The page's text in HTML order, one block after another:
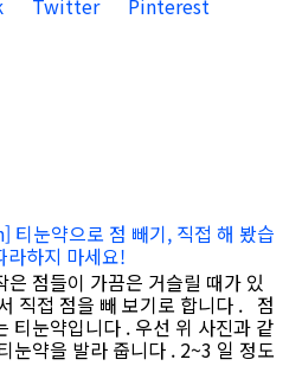
Twitter
Pinterest
눈약으로 점 빼기, 직접 해 봤습
라하지 마세요!
은 점들이 가끔은 거슬릴 때가 있
직접 점을 빼 보기로 합니다 . 점
티눈약입니다 . 우선 위 사진과 같
눈약을 발라 줍니다 . 2~3 일 정도